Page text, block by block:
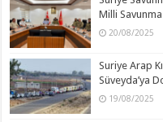
Milli
20/08/2025
Suriye Arap
Süveyda’ya
19/08/2025